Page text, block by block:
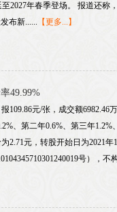
至2027年春季登场。 报道还
布新...... 【更多...】
49.99%
109.86元/张，成交额6982.46
、第二年0.6%、第三年1.2%
2.71元，转股开始日为2021
号），不